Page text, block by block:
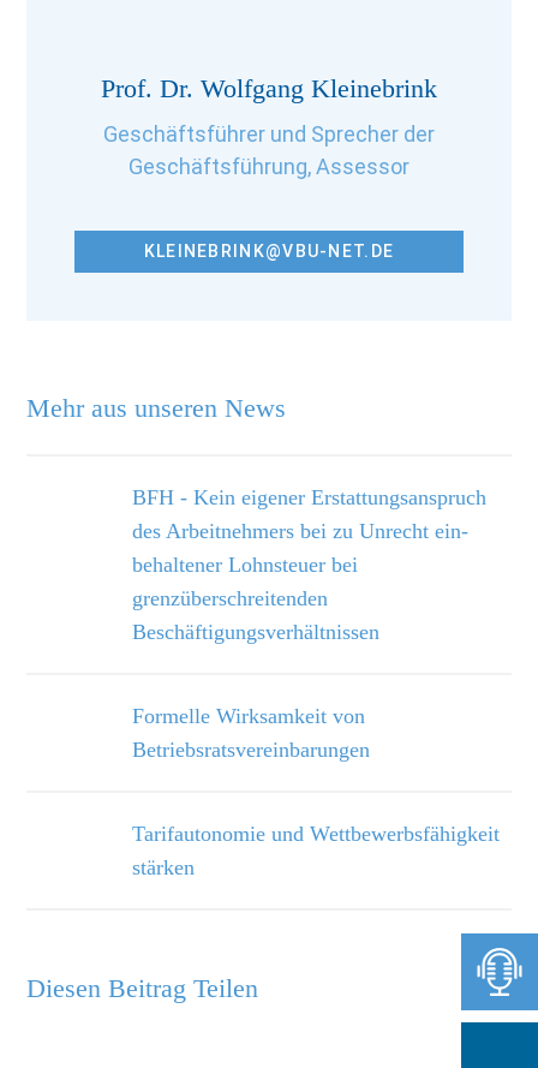
Mehr aus unseren News
BFH - Kein eigener Erstattungsanspruch
des Arbeitnehmers bei zu Unrecht ein­
behaltener Lohnsteuer bei
grenzüberschreitenden
Beschäftigungsverhältnissen
Formelle Wirksamkeit von
Betriebsratsvereinbarungen
Tarifautonomie und Wettbewerbsfähigkeit
stärken
Prof. Dr. Wolfgang Kleinebrink
Geschäftsführer und Sprecher der
Geschäftsführung, Assessor
KLEINEBRINK@VBU-NET.DE
Diesen Beitrag Teilen